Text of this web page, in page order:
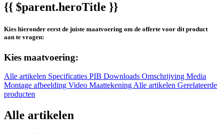
{{ $parent.heroTitle }}
Kies hieronder eerst de juiste maatvoering om de offerte voor dit product
aan te vragen:
Kies maatvoering:
Alle artikelen Specificaties PIB Downloads Omschrijving Media
Montage afbeelding Video MaattekeningAlle artikelen Gerelateerde
producten
Alle artikelen